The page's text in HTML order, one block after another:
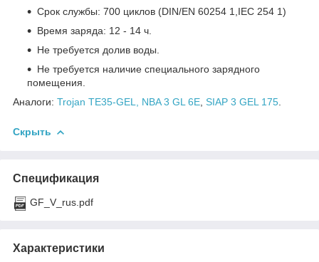
Срок службы: 700 циклов (DIN/EN 60254 1,IEC 254 1)
Время заряда: 12 - 14 ч.
Не требуется долив воды.
Не требуется наличие специального зарядного
помещения.
Аналоги: Trojan TE35-GEL, NBA 3 GL 6E SIAP 3 GEL 175
Скрыть
Спецификация
GF_V_rus.pdf
Характеристики